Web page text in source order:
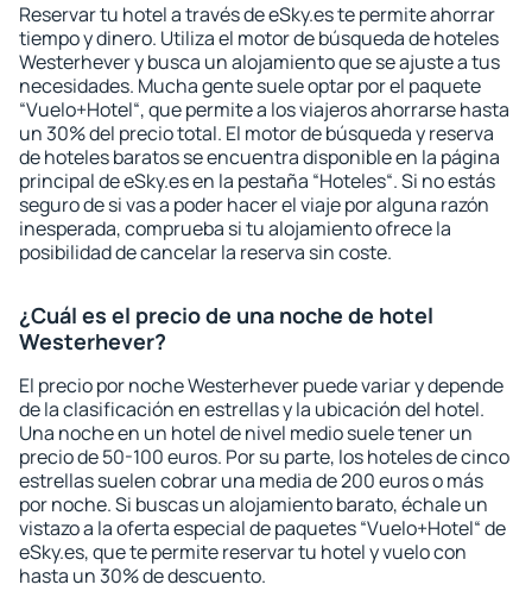
Reservar tu hotel a través de eSky.es te permite ahorrar
tiempo y dinero. Utiliza el motor de búsqueda de hoteles
Westerhever y busca un alojamiento que se ajuste a tus
necesidades. Mucha gente suele optar por el paquete
“Vuelo+Hotel“, que permite a los viajeros ahorrarse hasta
un 30% del precio total. El motor de búsqueda y reserva
de hoteles baratos se encuentra disponible en la página
principal de eSky.es en la pestaña “Hoteles“. Si no estás
seguro de si vas a poder hacer el viaje por alguna razón
inesperada, comprueba si tu alojamiento ofrece la
posibilidad de cancelar la reserva sin coste.
¿Cuál es el precio de una noche de hotel
Westerhever?
El precio por noche Westerhever puede variar y depende
de la clasificación en estrellas y la ubicación del hotel.
Una noche en un hotel de nivel medio suele tener un
precio de 50-100 euros. Por su parte, los hoteles de cinco
estrellas suelen cobrar una media de 200 euros o más
por noche. Si buscas un alojamiento barato, échale un
vistazo a la oferta especial de paquetes “Vuelo+Hotel“ de
eSky.es, que te permite reservar tu hotel y vuelo con
hasta un 30% de descuento.